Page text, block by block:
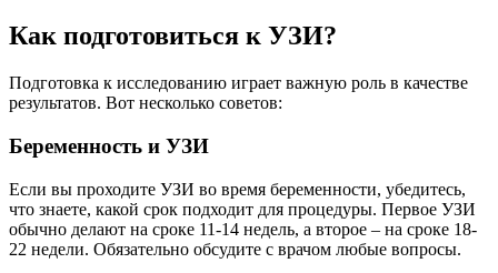
Как подготовиться к УЗИ?
Подготовка к исследованию играет важную роль в качестве
результатов. Вот несколько советов:
Беременность и УЗИ
Если вы проходите УЗИ во время беременности, убедитесь,
что знаете, какой срок подходит для процедуры. Первое УЗИ
обычно делают на сроке 11-14 недель, а второе – на сроке 18-
22 недели. Обязательно обсудите с врачом любые вопросы.